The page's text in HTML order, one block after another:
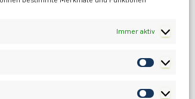
Immer aktiv